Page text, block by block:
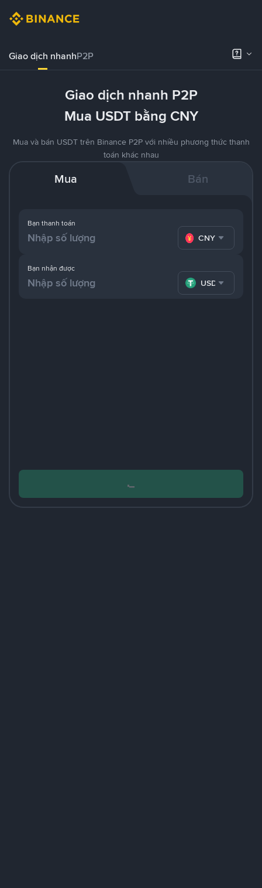
Giao dịch nhanhP2P
Giao dịch nhanh P2P
Mua USDT bằng CNY
Mua và bán USDT trên Binance P2P với nhiều phương thức thanh
toán khác nhau
Mua Bán
Bạn thanh toán
CNY
Bạn nhận được
USDT